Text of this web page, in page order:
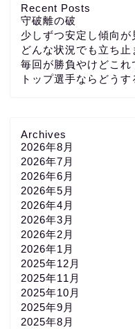
Recent Posts
守破離の破
少しずつ安定し傾向が
どんな状況でも立ち止
毎回が勝負やけどこ
トップ選手ならどうす
Archives
2026年8月
2026年7月
2026年6月
2026年5月
2026年4月
2026年3月
2026年2月
2026年1月
2025年12月
2025年11月
2025年10月
2025年9月
2025年8月